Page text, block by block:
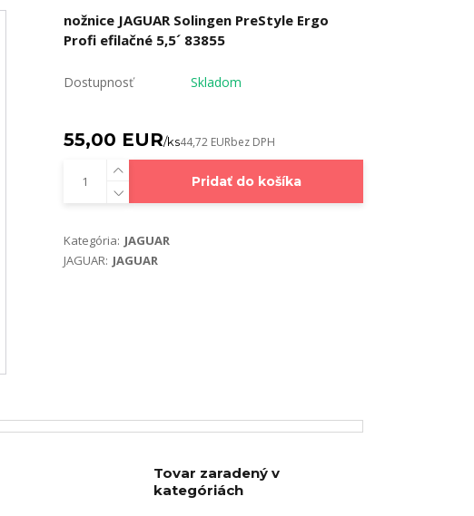
nožnice JAGUAR Solingen PreStyle Ergo
Profi efilačné 5,5´ 83855
Dostupnosť Skladom
55,00 EUR/ks44,72 EURbez DPH
Pridať do košíka
Kategória: JAGUAR
JAGUAR: JAGUAR
Tovar zaradený v
kategóriách